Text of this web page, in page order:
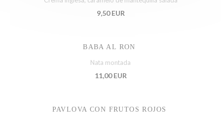
9,50 EUR
BABA AL RON
Nata montada
11,00 EUR
PAVLOVA CON FRUTOS ROJOS